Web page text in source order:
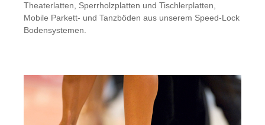
Theaterlatten, Sperrholzplatten und Tischlerplatten,
Mobile Parkett- und Tanzböden aus unserem Speed-Lock
Bodensystemen.